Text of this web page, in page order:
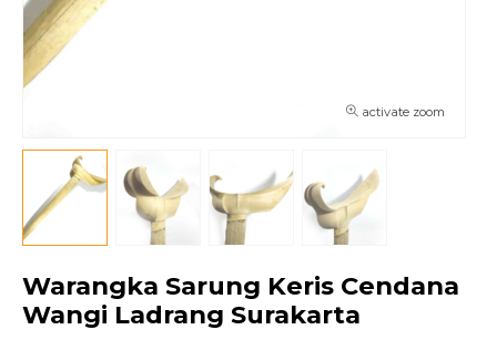
activate zoom
Warangka Sarung Keris Cendana
Wangi Ladrang Surakarta